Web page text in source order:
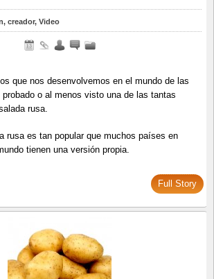
creador, Video
que nos desenvolvemos en el mundo de las
o al menos visto una de las tantas
rusa.
rusa es tan popular que muchos países en
tienen una versión propia.
Full Story